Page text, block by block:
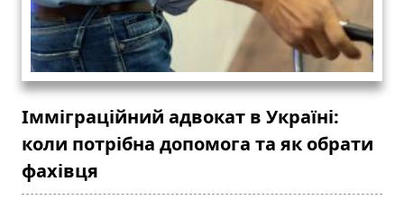
Імміграційний адвокат в Україні:
коли потрібна допомога та як обрати
фахівця